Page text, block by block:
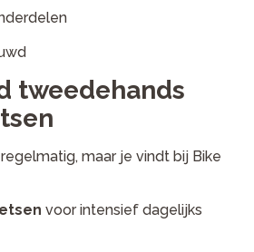
tweedehands
maar je vindt bij Bike
voor intensief dagelijks